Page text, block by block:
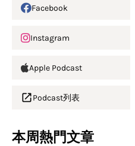
Facebook
Instagram
Apple Podcast
Podcast列表
本周熱門文章